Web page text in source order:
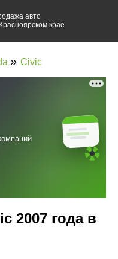
авто
Красноярском крае
» Civic
2007 года в